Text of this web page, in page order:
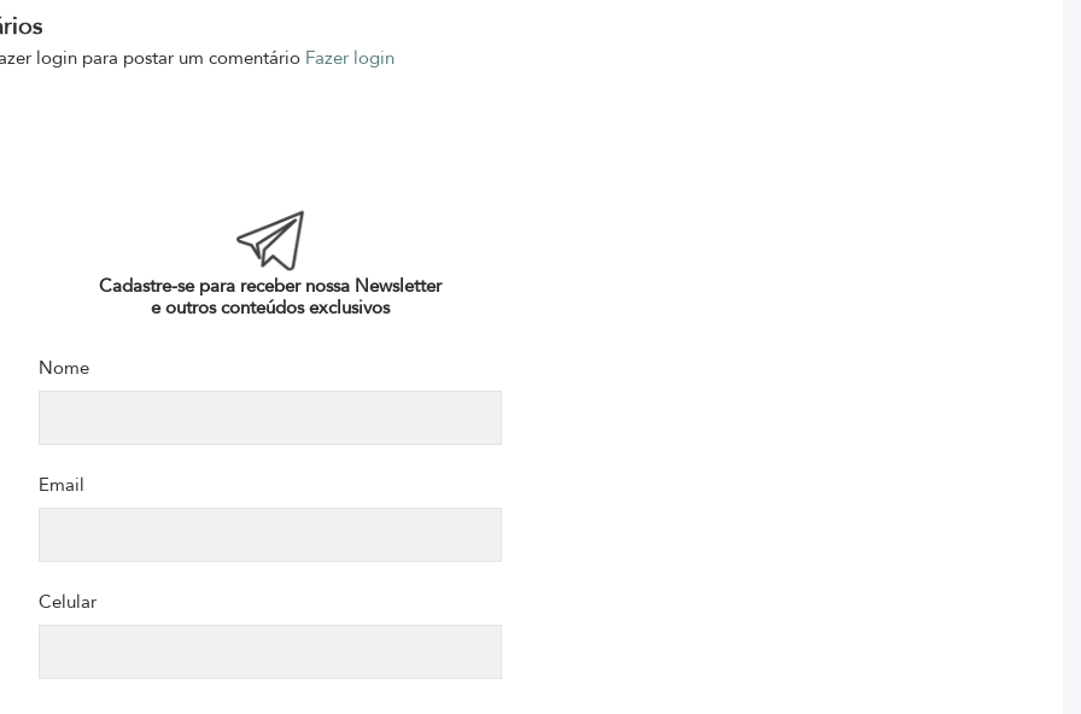
login para postar um comentário Fazer login
Cadastre-se para receber nossa Newsletter
e outros conteúdos exclusivos
Nome
Email
Celular